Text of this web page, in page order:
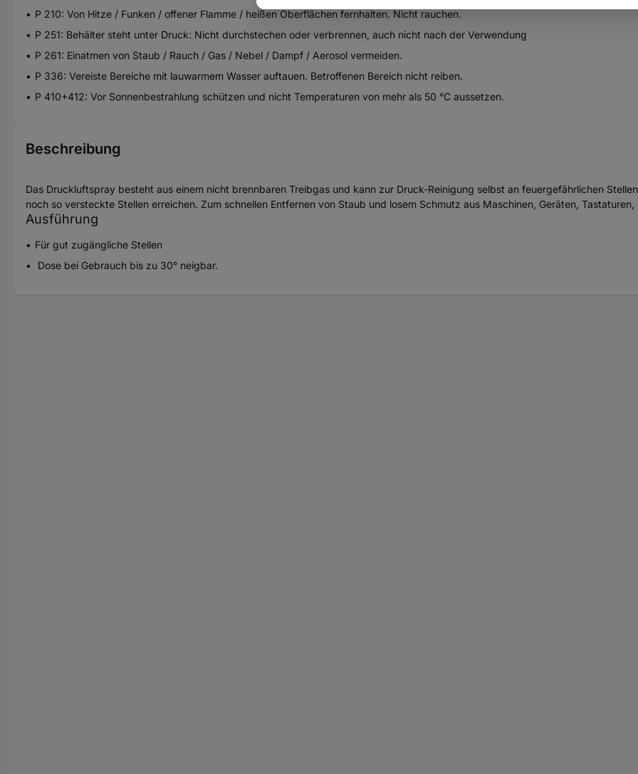
P 210: Von Hitze / Funken / offener Flamme / heißen Oberflächen fernhalten. Nicht rauchen.
P 251: Behälter steht unter Druck: Nicht durchstechen oder verbrennen, auch nicht nach der Verwendung
P 261: Einatmen von Staub / Rauch / Gas / Nebel / Dampf / Aerosol vermeiden.
P 336: Vereiste Bereiche mit lauwarmem Wasser auftauen. Betroffenen Bereich nicht reiben.
P 410+412: Vor Sonnenbestrahlung schützen und nicht Temperaturen von mehr als 50 °C aussetzen.
Beschreibung
Das Druckluftspray besteht aus einem nicht brennbaren Treibgas und kann zur Druck-Reinigung selbst an feuergefährlichen
noch so versteckte Stellen erreichen. Zum schnellen Entfernen von Staub und losem Schmutz aus Maschinen, Geräten, Tastaturen,
Ausführung
Für gut zugängliche Stellen
Dose bei Gebrauch bis zu 30° neigbar.